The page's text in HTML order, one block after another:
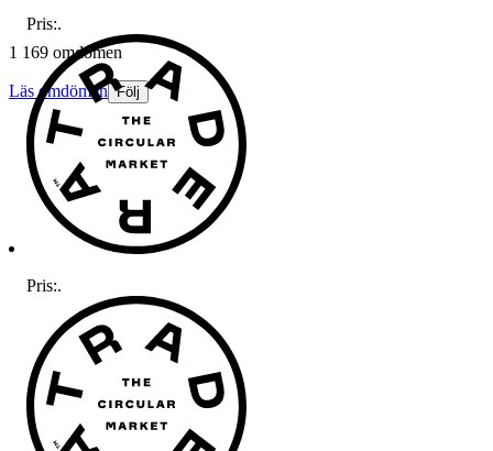
1 169 omdömen
Läs omdömen Följ
Pris:.
Pris:.